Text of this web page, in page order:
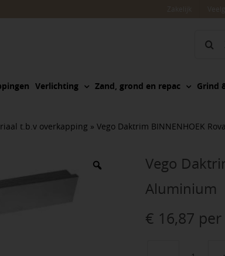
Zoeken
Verlichting Zand, grond en repac Grind
t.b.v overkapping » Vego Daktrim BINNENHOEK
Vego
Aluminium
€ 16,87